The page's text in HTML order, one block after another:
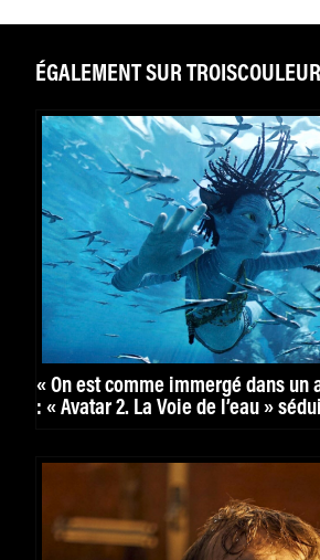
ÉGALEMENT SUR
« On est comme immergé dans un
: « Avatar 2. La Voie de l’eau »